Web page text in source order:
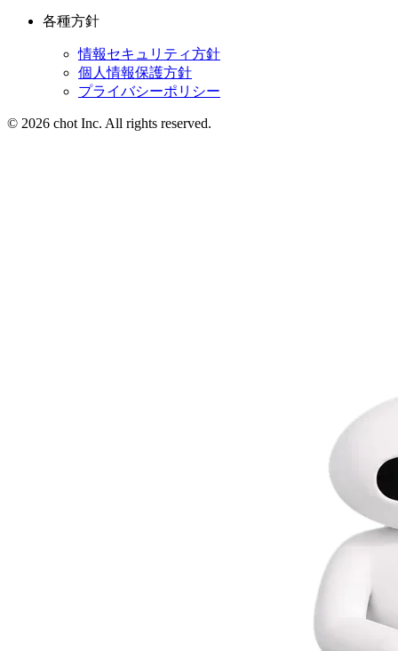
各種方針
情報セキュリティ方針
個人情報保護方針
プライバシーポリシー
© 2026 chot Inc. All rights reserved.